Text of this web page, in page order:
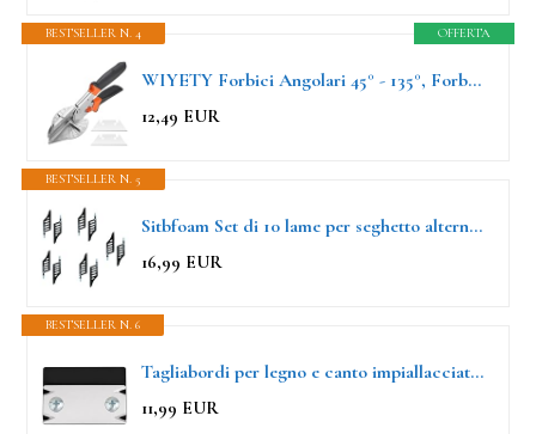
OFFERTA
BESTSELLER N. 4
WIYETY Forbici Angolari 45° - 135°, Forbici per Taglio Preciso, 2 Lame di Ricambio, Forbici Multifunzionali per Tagliare Sughero, Plastica, PVC
12,49 EUR
BESTSELLER N. 5
Sitbfoam Set di 10 lame per seghetto alternativo, 112 mm, professionali a T, per sughero, compensato, fibra
16,99 EUR
BESTSELLER N. 6
Tagliabordi per legno e canto impiallacciato, pialla a mano antiscivolo per tagliare strisce di bordo, strumento per PVC ABS gesso sughero pannelli di fibra
11,99 EUR